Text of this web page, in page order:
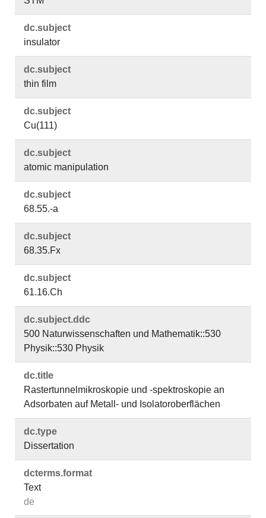
dc.​subject
insulator
dc.​subject
thin film
dc.​subject
Cu(111)
dc.​subject
atomic manipulation
dc.​subject
68.55.-a
dc.​subject
68.35.Fx
dc.​subject
61.16.Ch
dc.​subject.​ddc
500 Naturwissenschaften und Mathematik::530
Physik::530 Physik
dc.​title
Rastertunnelmikroskopie und -spektroskopie an
Adsorbaten auf Metall- und Isolatoroberflächen
dc.​type
Dissertation
dcterms.​format
Text
de